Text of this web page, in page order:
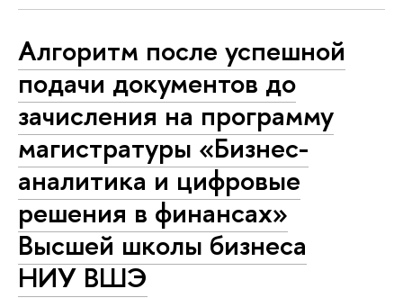
Алгоритм после успешной
подачи документов до
зачисления на программу
магистратуры «Бизнес-
аналитика и цифровые
решения в финансах»
Высшей школы бизнеса
НИУ ВШЭ